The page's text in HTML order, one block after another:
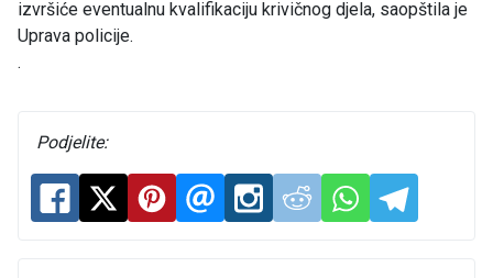
izvršiće eventualnu kvalifikaciju krivičnog djela, saopštila je
Uprava policije.
.
Podjelite: